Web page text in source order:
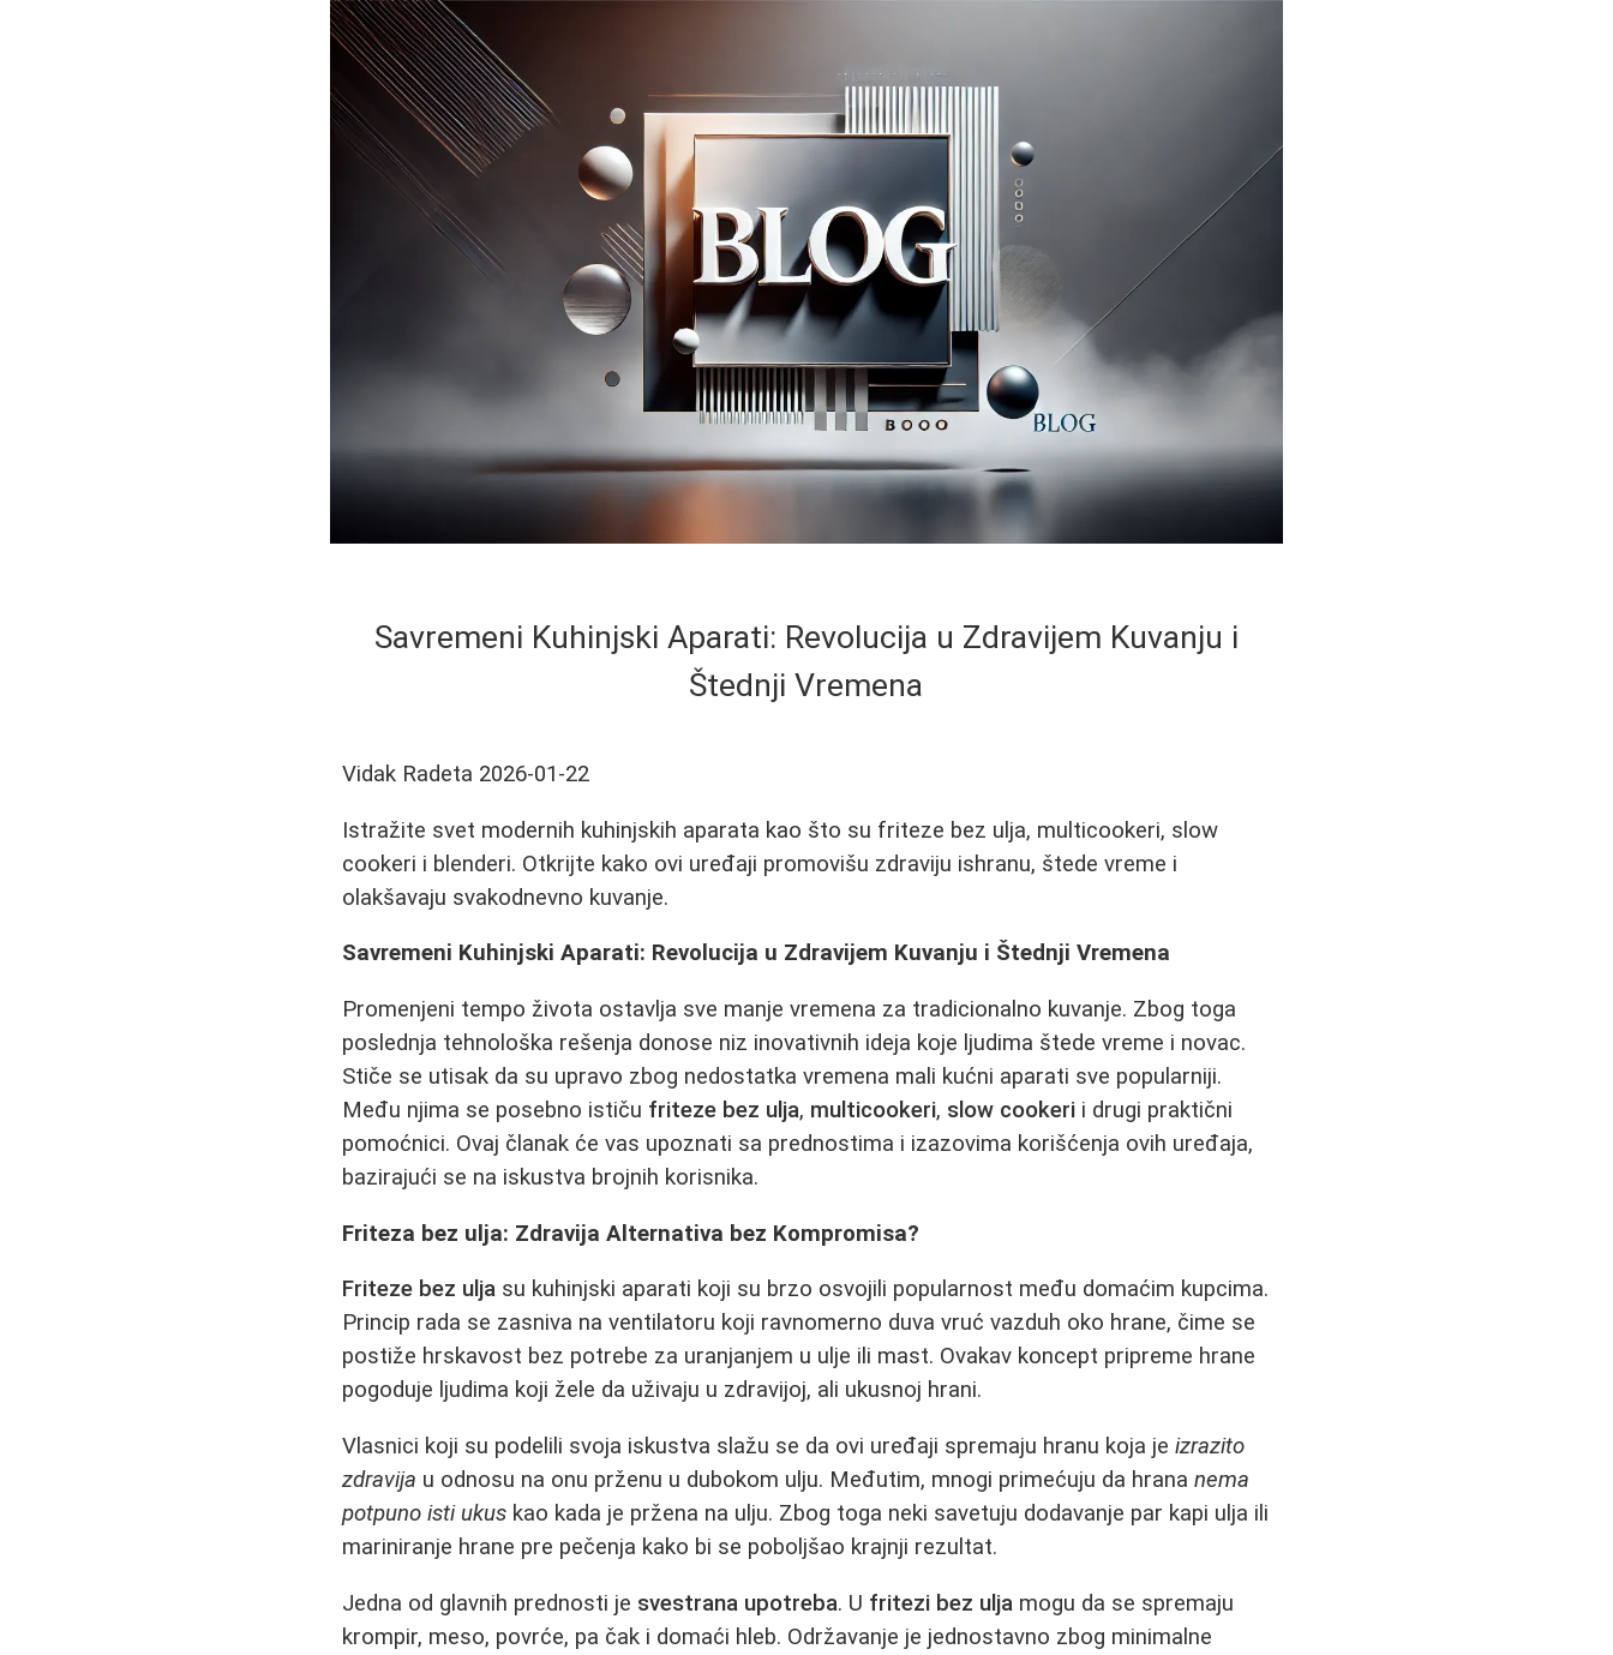
Savremeni Kuhinjski Aparati: Revolucija u Zdravijem Kuvanju i
Štednji Vremena
Vidak Radeta 2026-01-22
Istražite svet modernih kuhinjskih aparata kao što su friteze bez ulja, multicookeri, slow
cookeri i blenderi. Otkrijte kako ovi uređaji promovišu zdraviju ishranu, štede vreme i
olakšavaju svakodnevno kuvanje.
Savremeni Kuhinjski Aparati: Revolucija u Zdravijem Kuvanju i Štednji Vremena
Promenjeni tempo života ostavlja sve manje vremena za tradicionalno kuvanje. Zbog toga
poslednja tehnološka rešenja donose niz inovativnih ideja koje ljudima štede vreme i novac.
Stiče se utisak da su upravo zbog nedostatka vremena mali kućni aparati sve popularniji.
Među njima se posebno ističu friteze bez ulja, multicookeri, slow cookeri i drugi praktični
pomoćnici. Ovaj članak će vas upoznati sa prednostima i izazovima korišćenja ovih uređaja,
bazirajući se na iskustva brojnih korisnika.
Friteza bez ulja: Zdravija Alternativa bez Kompromisa?
Friteze bez ulja su kuhinjski aparati koji su brzo osvojili popularnost među domaćim kupcima.
Princip rada se zasniva na ventilatoru koji ravnomerno duva vruć vazduh oko hrane, čime se
postiže hrskavost bez potrebe za uranjanjem u ulje ili mast. Ovakav koncept pripreme hrane
pogoduje ljudima koji žele da uživaju u zdravijoj, ali ukusnoj hrani.
Vlasnici koji su podelili svoja iskustva slažu se da ovi uređaji spremaju hranu koja jeizrazito
zdravija u odnosu na onu prženu u dubokom ulju. Međutim, mnogi primećuju da hrananema
potpuno isti ukus kao kada je pržena na ulju. Zbog toga neki savetuju dodavanje par kapi ulja ili
mariniranje hrane pre pečenja kako bi se poboljšao krajnji rezultat.
Jedna od glavnih prednosti je svestrana upotreba. U fritezi bez ulja mogu da se spremaju
krompir, meso, povrće, pa čak i domaći hleb. Održavanje je jednostavno zbog minimalne